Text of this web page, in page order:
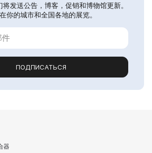
发送公告，博客，促销和博物馆更新。
你的城市和全国各地的展览。
ПОДПИСАТЬСЯ
器